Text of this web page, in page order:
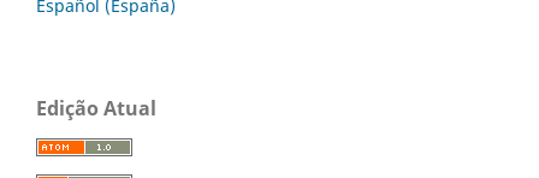
Español (España)
Edição Atual